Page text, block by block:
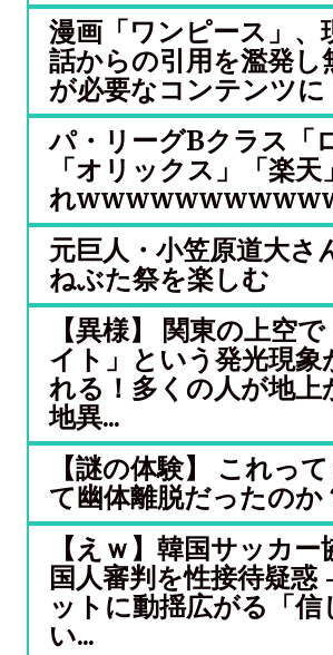
漫画「ワンピース」、
話からの引用を濫発し
が必要なコンテンツに
パ・リーグBクラス「
「オリックス」「楽天
れ
元巨人・小笠原道大さ
ねぶた祭を楽しむ
【異様】 関東の上空
イト」という発光現象
れる！多くの人が地上
地異...
【謎の体験】 これっ
て幽体離脱だったのか
【えｗ】韓国サッカ
国人審判を性接待疑惑
ットに動揺広がる「信
い...